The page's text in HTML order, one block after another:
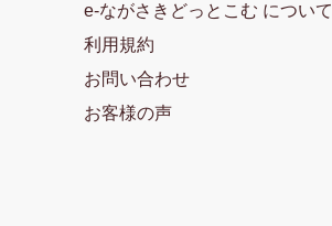
e-ながさきどっとこむ について
利用規約
お問い合わせ
お客様の声